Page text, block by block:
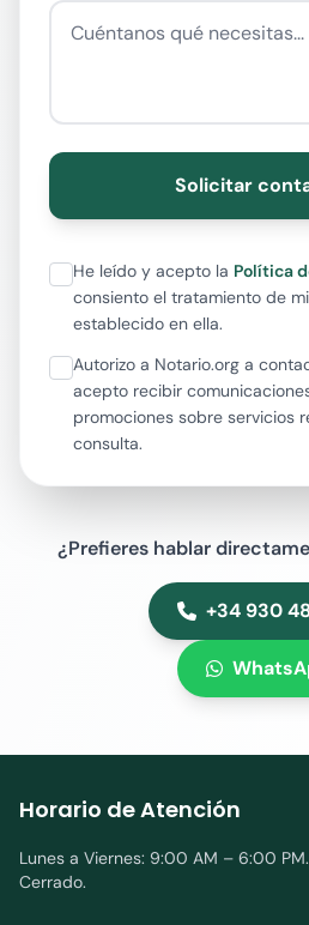
Solicitar
He leído y acepto la Política
consiento el tratamiento de
establecido en ella.
Autorizo a Notario.org a
acepto recibir
promociones sobre servicios
consulta.
¿Prefieres hablar
+34 930
Horario de Atención
Lunes a Viernes: 9:00 AM – 6:00
Cerrado.